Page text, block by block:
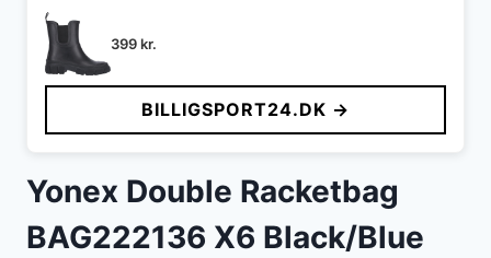
399kr.
BILLIGSPORT24.DK →
Yonex Double Racketbag
BAG222136 X6 Black/Blue